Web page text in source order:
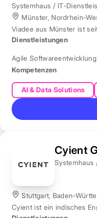
Systemhaus / IT-
Münster, Nordrhein-
Viadee aus Münster ist
Dienstleistungen
Agile
Kompetenzen
AI & Data Solutions
Cyient
Systemhaus
Stuttgart, Baden-
Cyient ist ein indisches